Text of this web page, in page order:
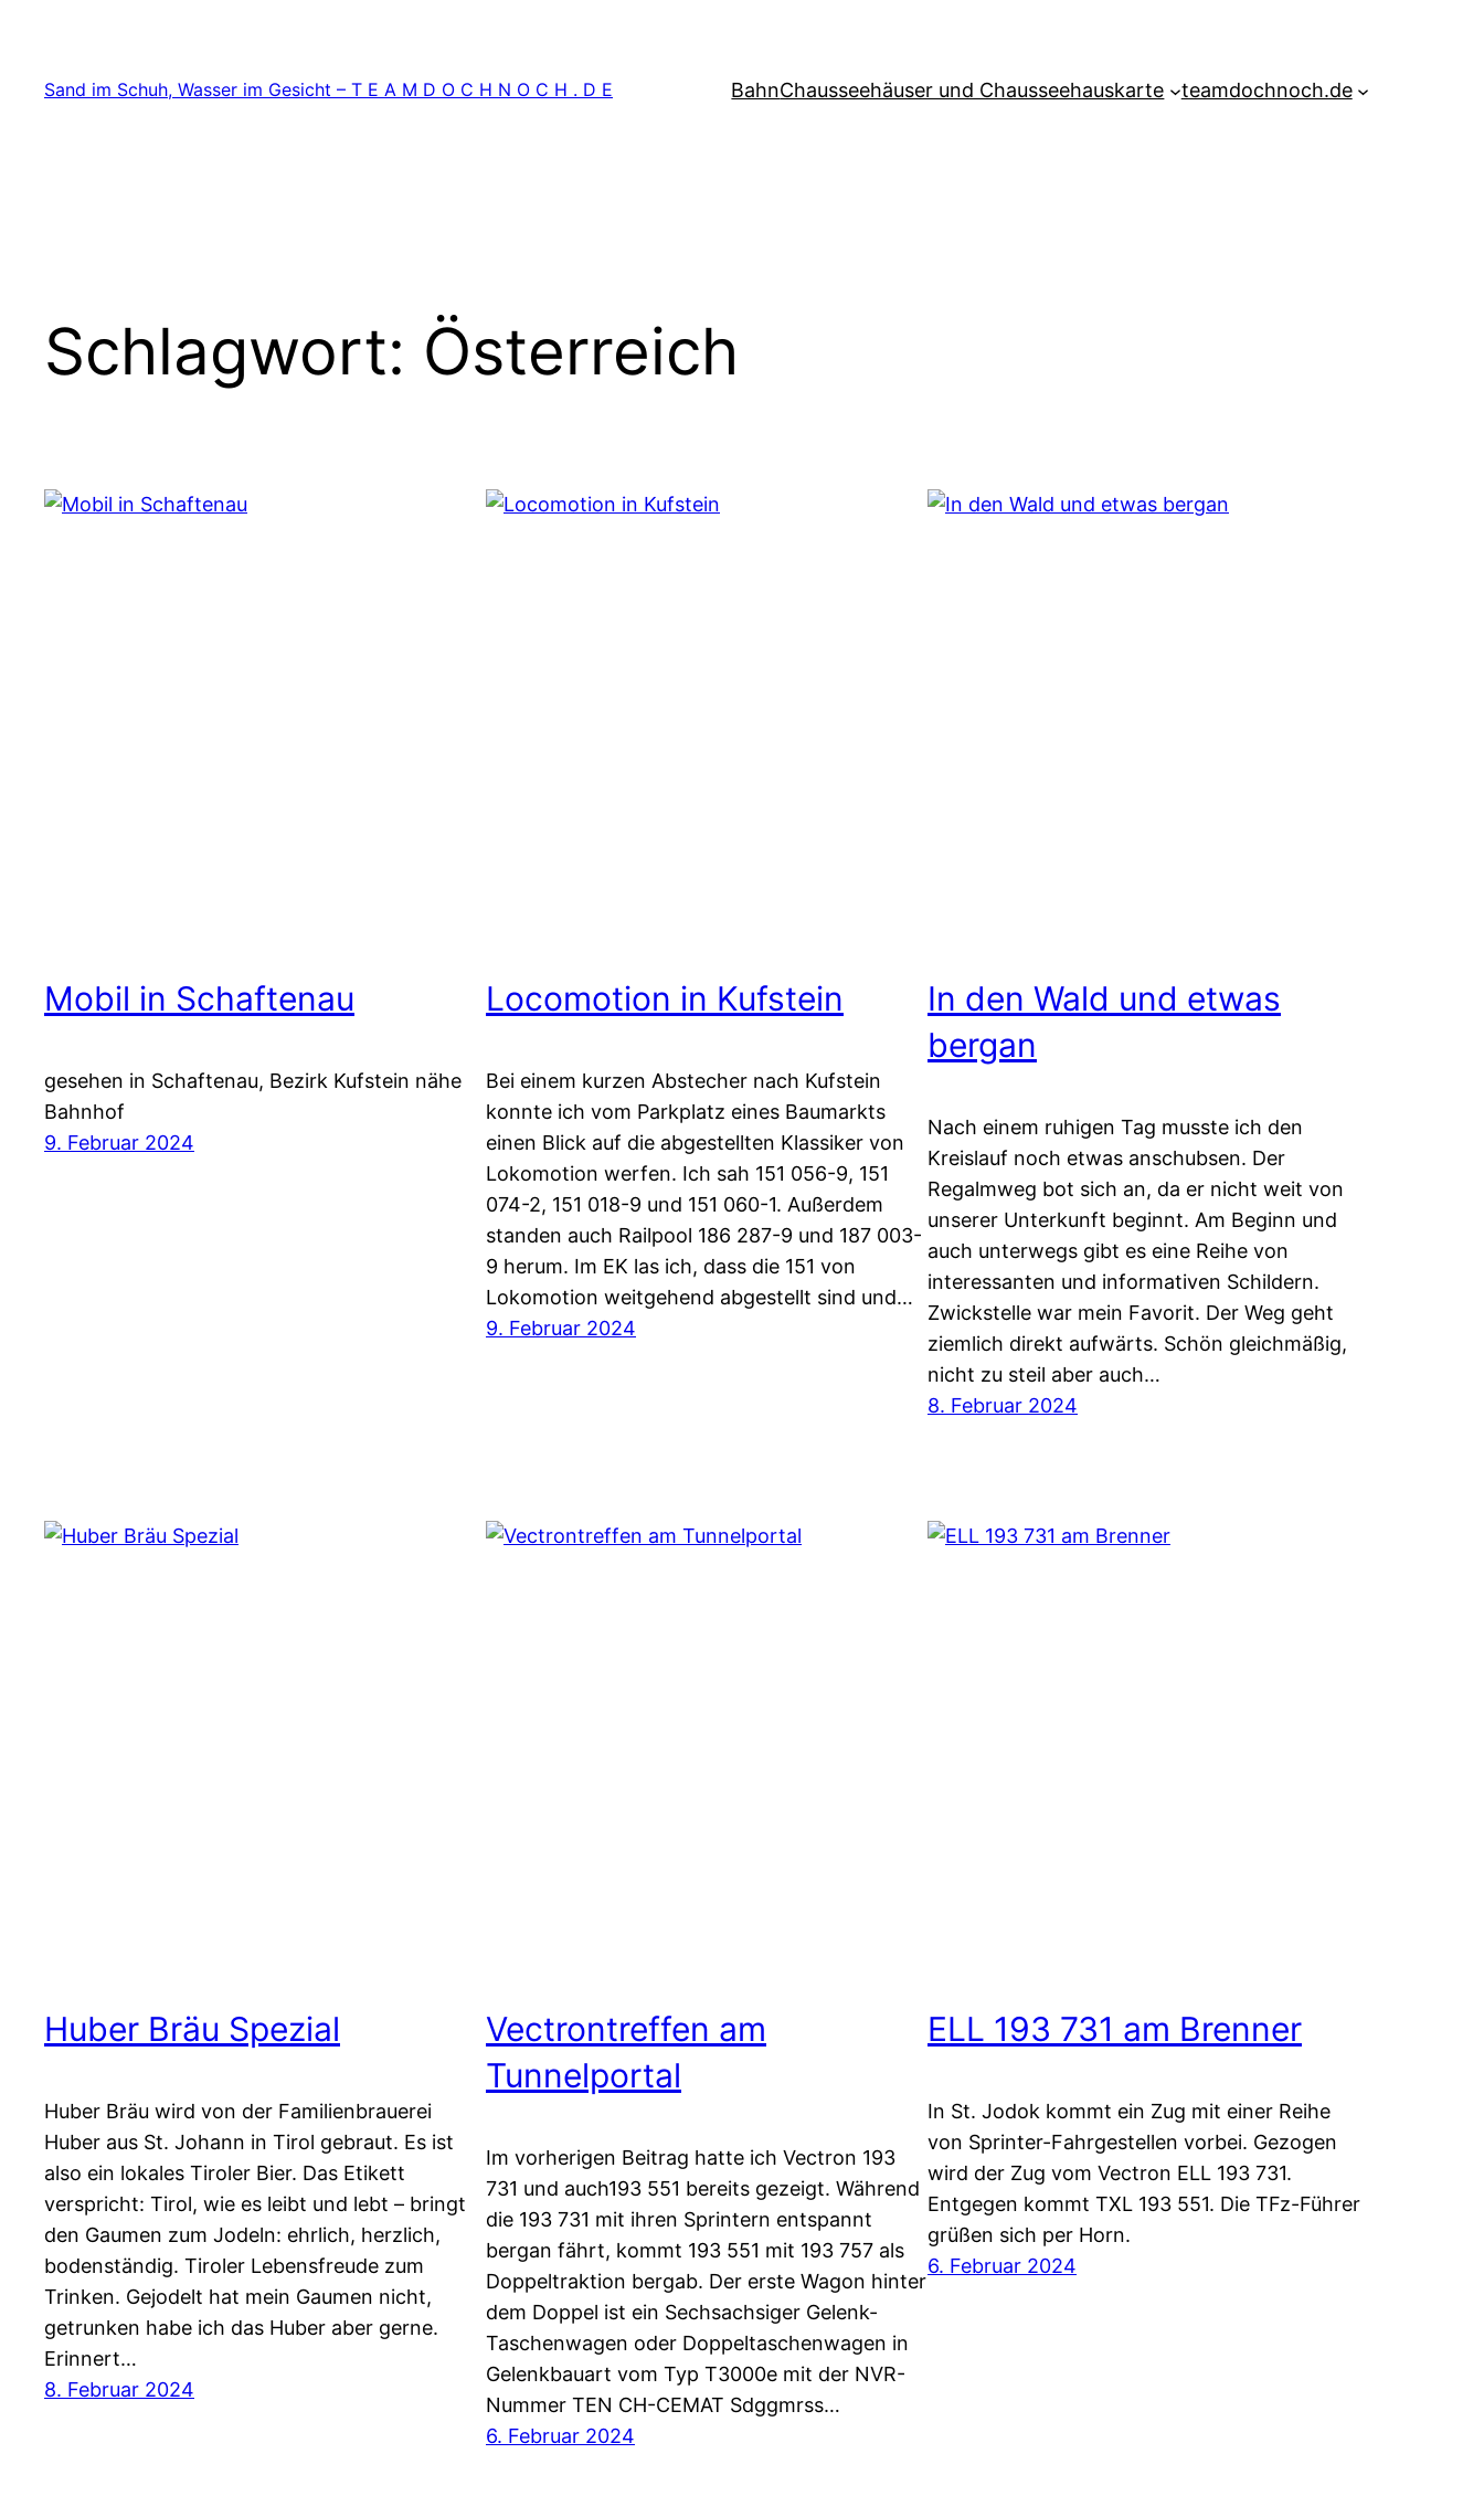
springen
Sand im Schuh, Wasser im Gesicht – T E A M D O C H N O C H . D E BahnChausseehäuser und Chausseehauskarte teamdochnoch.de
Schlagwort: Österreich
Mobil in Schaftenau
gesehen in Schaftenau, Bezirk Kufstein nähe
Bahnhof
9. Februar 2024
Locomotion in Kufstein
Bei einem kurzen Abstecher nach Kufstein
konnte ich vom Parkplatz eines Baumarkts
einen Blick auf die abgestellten Klassiker von
Lokomotion werfen. Ich sah 151 056-9, 151
074-2, 151 018-9 und 151 060-1. Außerdem
standen auch Railpool 186 287-9 und 187 003-
9 herum. Im EK las ich, dass die 151 von
Lokomotion weitgehend abgestellt sind und…
9. Februar 2024
In den Wald und etwas
bergan
Nach einem ruhigen Tag musste ich den
Kreislauf noch etwas anschubsen. Der
Regalmweg bot sich an, da er nicht weit von
unserer Unterkunft beginnt. Am Beginn und
auch unterwegs gibt es eine Reihe von
interessanten und informativen Schildern.
Zwickstelle war mein Favorit. Der Weg geht
ziemlich direkt aufwärts. Schön gleichmäßig,
nicht zu steil aber auch…
8. Februar 2024
Huber Bräu Spezial
Huber Bräu wird von der Familienbrauerei
Huber aus St. Johann in Tirol gebraut. Es ist
also ein lokales Tiroler Bier. Das Etikett
verspricht: Tirol, wie es leibt und lebt – bringt
den Gaumen zum Jodeln: ehrlich, herzlich,
bodenständig. Tiroler Lebensfreude zum
Trinken. Gejodelt hat mein Gaumen nicht,
getrunken habe ich das Huber aber gerne.
Erinnert…
8. Februar 2024
Vectrontreffen am
Tunnelportal
Im vorherigen Beitrag hatte ich Vectron 193
731 und auch193 551 bereits gezeigt. Während
die 193 731 mit ihren Sprintern entspannt
bergan fährt, kommt 193 551 mit 193 757 als
Doppeltraktion bergab. Der erste Wagon hinter
dem Doppel ist ein Sechsachsiger Gelenk-
Taschenwagen oder Doppeltaschenwagen in
Gelenkbauart vom Typ T3000e mit der NVR-
Nummer TEN CH-CEMAT Sdggmrss…
6. Februar 2024
ELL 193 731 am Brenner
In St. Jodok kommt ein Zug mit einer Reihe
von Sprinter-Fahrgestellen vorbei. Gezogen
wird der Zug vom Vectron ELL 193 731.
Entgegen kommt TXL 193 551. Die TFz-Führer
grüßen sich per Horn.
6. Februar 2024